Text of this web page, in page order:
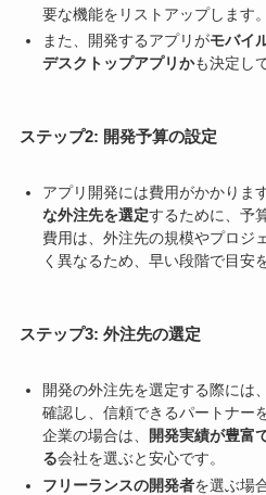
要な機能をリストアップします。
また、開発するアプリがモバイ
デスクトップアプリかも決定し
ステップ2: 開発予算の設定
アプリ開発には費用がかかりま
な外注先を選定するために、予
費用は、外注先の規模やプロジ
く異なるため、早い段階で目安
ステップ3: 外注先の選定
開発の外注先を選定する際には、
確認し、信頼できるパートナー
企業の場合は、
開発実績が豊富
る会社を選ぶと安心です。
フリーランスの開発者を選ぶ場